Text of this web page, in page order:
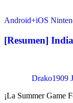
Android+iOS
[Resumen]
Drako1909
¡La Summer Game